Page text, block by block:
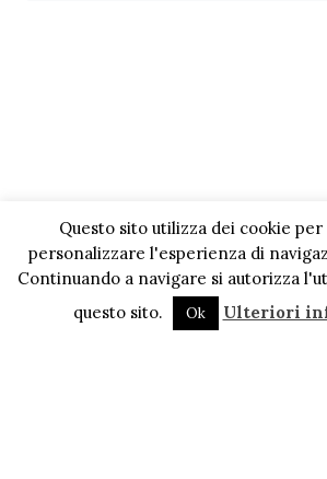
Questo sito utilizza dei cookie
personalizzare l'esperienza di
Continuando a navigare si autorizza
questo sito.
Ok Ulteriori